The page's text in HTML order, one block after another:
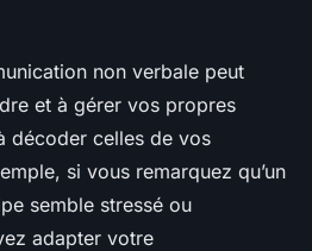
non verbale peut
et à gérer vos propres
décoder celles de vos
si vous remarquez qu’un
semble stressé ou
adapter votre